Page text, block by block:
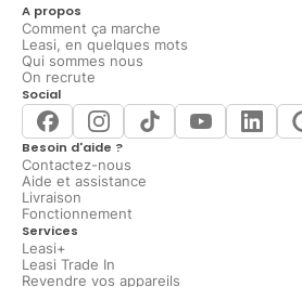
A propos
Comment ça marche
Leasi, en quelques mots
Qui sommes nous
On recrute
Social
Besoin d'aide ?
Contactez-nous
Aide et assistance
Livraison
Fonctionnement
Services
Leasi+
Leasi Trade In
Revendre vos appareils